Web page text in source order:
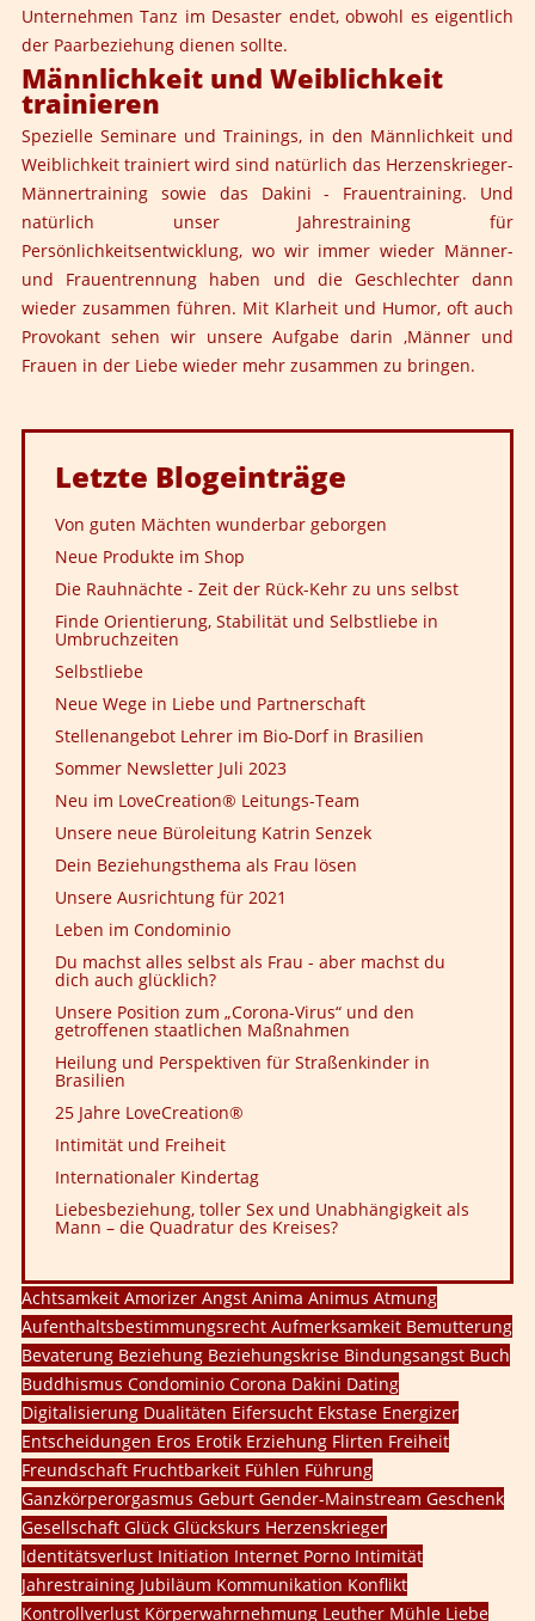
Unternehmen Tanz im Desaster endet, obwohl es eigentlich
der Paarbeziehung dienen sollte.
Männlichkeit und Weiblichkeit
trainieren
Spezielle Seminare und Trainings, in den Männlichkeit und
Weiblichkeit trainiert wird sind natürlich das Herzenskrieger-
Männertraining sowie das Dakini - Frauentraining. Und
natürlich unser Jahrestraining für
Persönlichkeitsentwicklung, wo wir immer wieder Männer-
und Frauentrennung haben und die Geschlechter dann
wieder zusammen führen. Mit Klarheit und Humor, oft auch
Provokant sehen wir unsere Aufgabe darin ,Männer und
Frauen in der Liebe wieder mehr zusammen zu bringen.
Letzte Blogeinträge
Von guten Mächten wunderbar geborgen
Neue Produkte im Shop
Die Rauhnächte - Zeit der Rück-Kehr zu uns selbst
Finde Orientierung, Stabilität und Selbstliebe in
Umbruchzeiten
Selbstliebe
Neue Wege in Liebe und Partnerschaft
Stellenangebot Lehrer im Bio-Dorf in Brasilien
Sommer Newsletter Juli 2023
Neu im LoveCreation® Leitungs-Team
Unsere neue Büroleitung Katrin Senzek
Dein Beziehungsthema als Frau lösen
Unsere Ausrichtung für 2021
Leben im Condominio
Du machst alles selbst als Frau - aber machst du
dich auch glücklich?
Unsere Position zum „Corona-Virus“ und den
getroffenen staatlichen Maßnahmen
Heilung und Perspektiven für Straßenkinder in
Brasilien
25 Jahre LoveCreation®
Intimität und Freiheit
Internationaler Kindertag
Liebesbeziehung, toller Sex und Unabhängigkeit als
Mann – die Quadratur des Kreises?
Achtsamkeit Amorizer Angst Anima Animus Atmung
Aufenthaltsbestimmungsrecht Aufmerksamkeit Bemutterung
Bevaterung Beziehung Beziehungskrise Bindungsangst Buch
Buddhismus Condominio Corona Dakini Dating
Digitalisierung Dualitäten Eifersucht Ekstase Energizer
Entscheidungen Eros Erotik Erziehung Flirten Freiheit
Freundschaft Fruchtbarkeit Fühlen Führung
Ganzkörperorgasmus Geburt Gender-Mainstream Geschenk
Gesellschaft Glück Glückskurs Herzenskrieger
Identitätsverlust Initiation Internet Porno Intimität
Jahrestraining Jubiläum Kommunikation Konflikt
Kontrollverlust Körperwahrnehmung Leuther Mühle Liebe